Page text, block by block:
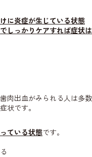
に炎症が生じている状態
しっかりケアすれば症状は
肉出血がみられる人は多数
状です。
ている状態です。